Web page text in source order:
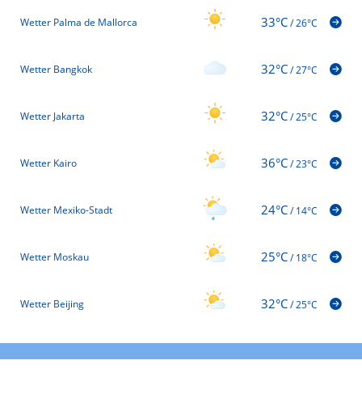
Wetter Palma de Mallorca 33°C/26°C
Wetter Bangkok 32°C/27°C
Wetter Jakarta 32°C/25°C
Wetter Kairo 36°C/23°C
Wetter Mexiko-Stadt 24°C/14°C
Wetter Moskau 25°C/18°C
Wetter Beijing 32°C/25°C